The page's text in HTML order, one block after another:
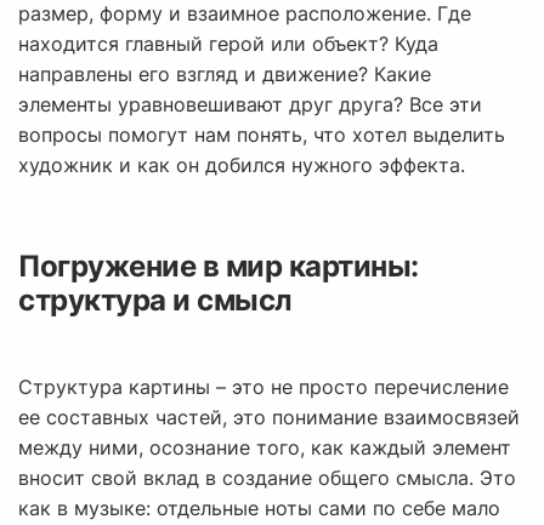
размер, форму и взаимное расположение. Где
находится главный герой или объект? Куда
направлены его взгляд и движение? Какие
элементы уравновешивают друг друга? Все эти
вопросы помогут нам понять, что хотел выделить
художник и как он добился нужного эффекта.
Погружение в мир картины:
структура и смысл
Структура картины – это не просто перечисление
ее составных частей, это понимание взаимосвязей
между ними, осознание того, как каждый элемент
вносит свой вклад в создание общего смысла. Это
как в музыке: отдельные ноты сами по себе мало